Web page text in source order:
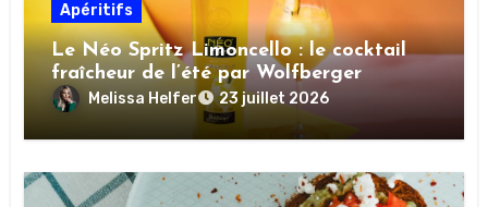
Apéritifs
Le Néo Spritz Limoncello : le cocktail
fraîcheur de l’été par Wolfberger
Melissa Helfer 23 juillet 2026